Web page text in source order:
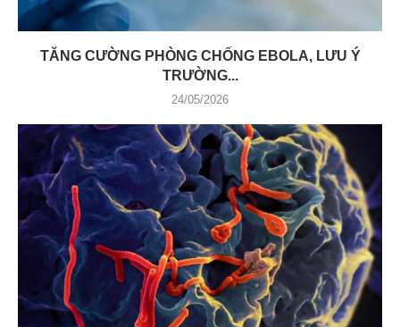
TĂNG CƯỜNG PHÒNG CHỐNG EBOLA, LƯU Ý
TRƯỜNG...
24/05/2026